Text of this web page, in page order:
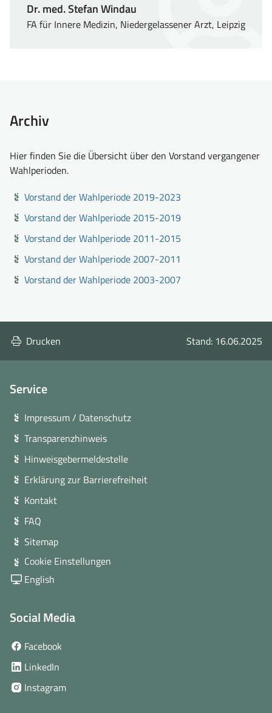
Dr. med. Stefan Windau
FA für Innere Medizin, Niedergelassener Arzt, Leipzig
Archiv
Hier finden Sie die Übersicht über den Vorstand vergangener
Wahlperioden.
Vorstand der Wahlperiode 2019-2023
Vorstand der Wahlperiode 2015-2019
Vorstand der Wahlperiode 2011-2015
Vorstand der Wahlperiode 2007-2011
Vorstand der Wahlperiode 2003-2007
Drucken Stand: 16.06.2025
Service
Impressum / Datenschutz
Transparenzhinweis
Hinweisgebermeldestelle
Erklärung zur Barrierefreiheit
Kontakt
FAQ
Sitemap
Cookie Einstellungen
English
Social Media
Facebook
Fenster)
LinkedIn
neuem
Instagram(öffnet